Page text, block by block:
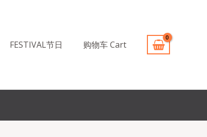
FESTIVAL节日 购物车 Cart